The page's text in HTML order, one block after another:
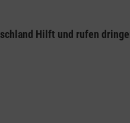
Hilft und rufen